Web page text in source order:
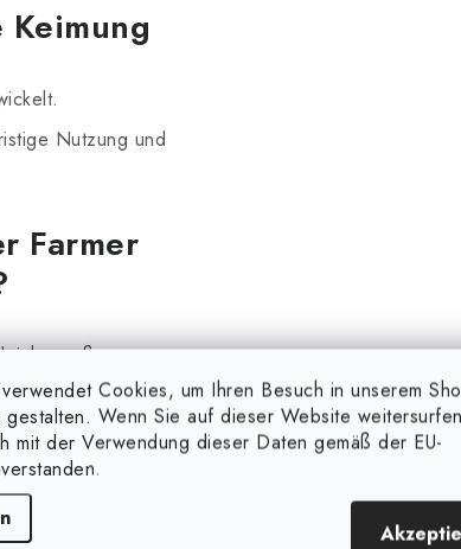
Cookies, um Ihren Besuch in unserem
gestalten. Wenn Sie auf dieser Website
mit der Verwendung dieser Daten gemäß der EU-
Nutzung und
Farmer
die
Platz und